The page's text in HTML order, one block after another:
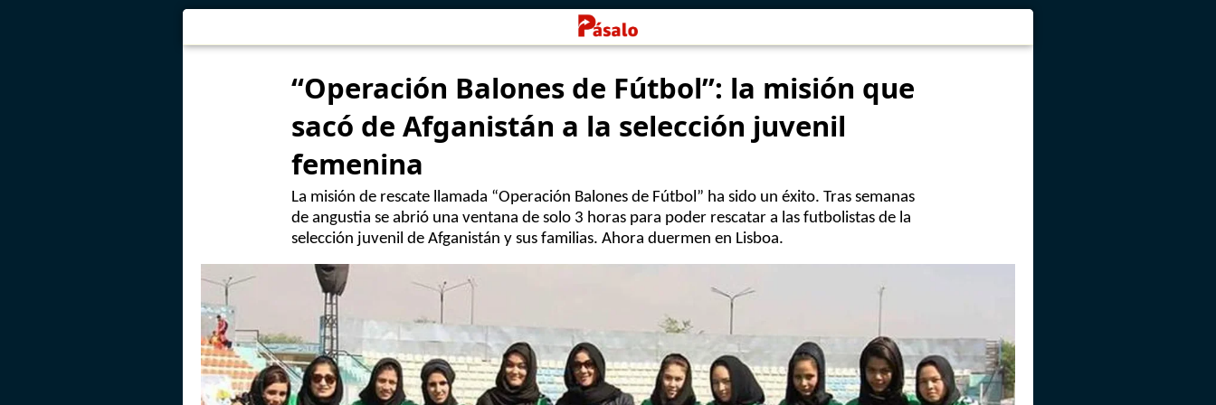
“Operación Balones de Fútbol”: la misión que
sacó de Afganistán a la selección juvenil
femenina
La misión de rescate llamada “Operación Balones de Fútbol” ha sido un éxito. Tras semanas
de angustia se abrió una ventana de solo 3 horas para poder rescatar a las futbolistas de la
selección juvenil de Afganistán y sus familias. Ahora duermen en Lisboa.